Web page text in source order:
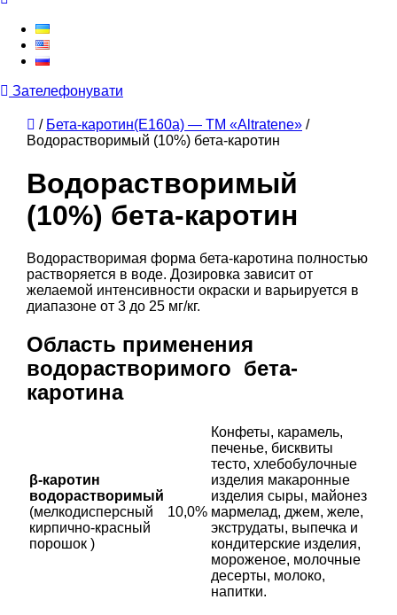
Зателефонувати
/ Бета-каротин(Е160а) — ТМ «Altratene» /
Водорастворимый (10%) бета-каротин
Водорастворимый
(10%) бета-каротин
Водорастворимая форма бета-каротина полностью
растворяется в воде. Дозировка зависит от
желаемой интенсивности окраски и варьируется в
диапазоне от 3 до 25 мг/кг.
Область применения
водорастворимого бета-
каротина
β-каротин
водорастворимый
(мелкодисперсный
кирпично-красный
порошок )
10,0%
Конфеты, карамель,
печенье, бисквиты
тесто, хлебобулочные
изделия макаронные
изделия сыры, майонез
мармелад, джем, желе,
экструдаты, выпечка и
кондитерские изделия,
мороженое, молочные
десерты, молоко,
напитки.